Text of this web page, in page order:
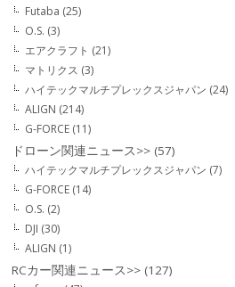
Futaba (25)
O.S. (3)
エアクラフト (21)
マトリクス (3)
ハイテックマルチプレックスジャパン (24)
ALIGN (214)
G-FORCE (11)
ドローン関連ニュース>> (57)
ハイテックマルチプレックスジャパン (7)
G-FORCE (14)
O.S. (2)
DJI (30)
ALIGN (1)
RCカー関連ニュース>> (127)